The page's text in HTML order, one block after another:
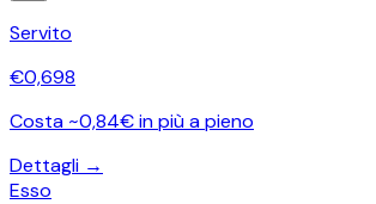
Servito
€0,698
Costa ~0,84€ in più a pieno
Dettagli →
Esso